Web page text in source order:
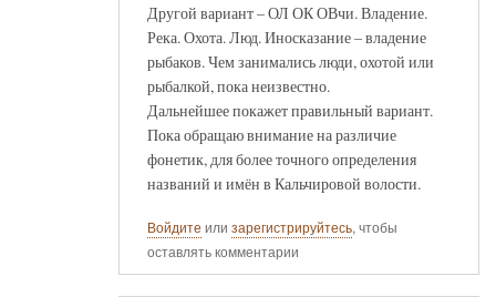
Другой вариант – ОЛ ОК ОВчи. Владение.
Река. Охота. Люд. Иносказание – владение
рыбаков. Чем занимались люди, охотой или
рыбалкой, пока неизвестно.
Дальнейшее покажет правильный вариант.
Пока обращаю внимание на различие
фонетик, для более точного определения
названий и имён в Кальчировой волости.
Войдите или зарегистрируйтесь, чтобы
оставлять комментарии